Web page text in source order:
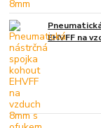
EHVFF na